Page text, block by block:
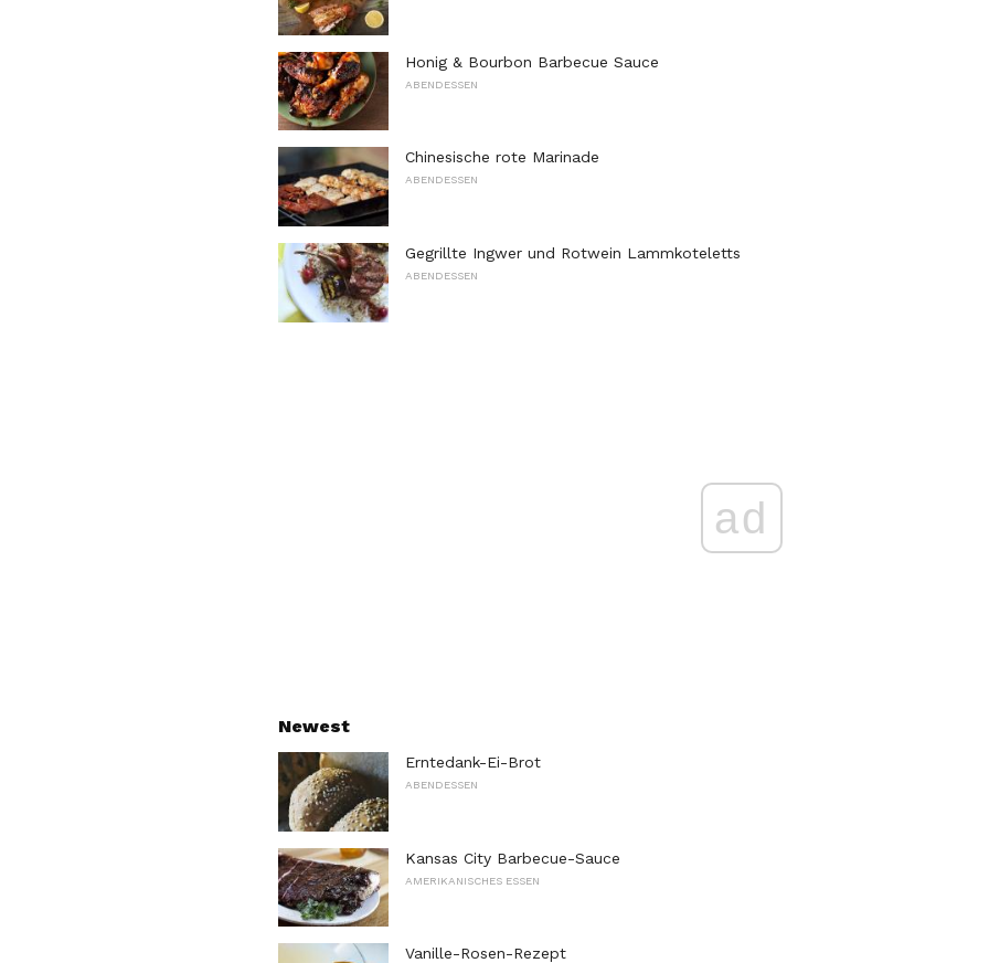
Honig & Bourbon Barbecue Sauce
ABENDESSEN
Chinesische rote Marinade
ABENDESSEN
Gegrillte Ingwer und Rotwein Lammkoteletts
ABENDESSEN
ad
Newest
Erntedank-Ei-Brot
ABENDESSEN
Kansas City Barbecue-Sauce
AMERIKANISCHES ESSEN
Vanille-Rosen-Rezept